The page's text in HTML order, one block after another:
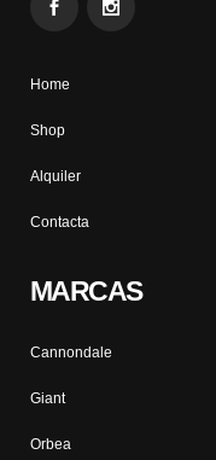
Home
Shop
Alquiler
Contacta
MARCAS
Cannondale
Giant
Orbea